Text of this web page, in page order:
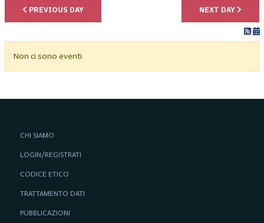
PREVIOUS DAY NEXT DAY
Non ci sono eventi
CHI SIAMO
LOGIN/REGISTRATI
CODICE ETICO
TRATTAMENTO DATI
PUBBLICAZIONI